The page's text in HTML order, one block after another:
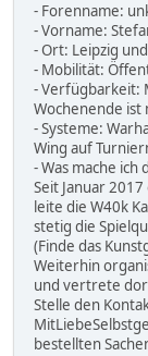
- Forenname:
- Vorname:
- Ort: Leipzig
- Mobilität:
- Verfügbarkeit:
Wochenende ist
- Systeme:
Wing auf
- Was mache ich
Seit Januar
leite die W40k
stetig die
(Finde das
Weiterhin
und vertrete
Stelle den
bestellten